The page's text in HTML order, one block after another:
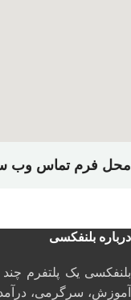
محل فرم تماس وب
درباره بلنفکسی
بلنفکسی یک پلتفرم
آموزش، سرگرمی،